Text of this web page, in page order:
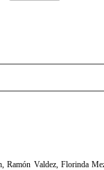
Ramón Valdez, Florinda